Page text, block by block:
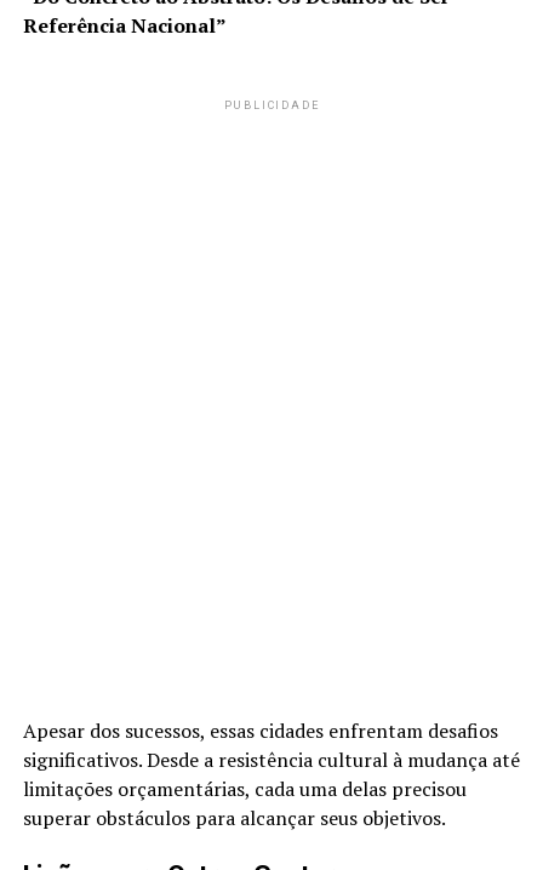
Referência Nacional”
PUBLICIDADE
Apesar dos sucessos, essas cidades enfrentam desafios
significativos. Desde a resistência cultural à mudança até
limitações orçamentárias, cada uma delas precisou
superar obstáculos para alcançar seus objetivos.